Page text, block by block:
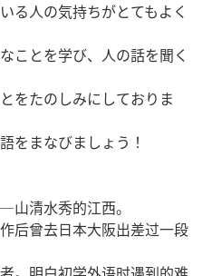
る人の気持ちがとてもよく
ことを学び、人の話を聞く
をたのしみにしておりま
をまなびましょう！
清水秀的江西。
后曾去日本大阪出差过一段